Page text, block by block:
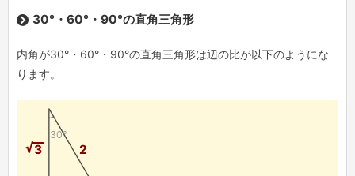
30°・60°・90°の直角三角形
内角が30°・60°・90°の直角三角形は辺の比が以下のようにな
ります。
2
3
30°